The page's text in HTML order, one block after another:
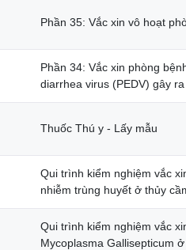
Phần 35: Vắc xin vô hoạt
Phần 34: Vắc xin phòng
diarrhea virus (PEDV) gây
Thuốc Thú y - Lấy mẫu
Qui trình kiểm nghiệm vắc
nhiễm trùng huyết ở thủy
Qui trình kiểm nghiệm vắc
Mycoplasma Gallisepticum